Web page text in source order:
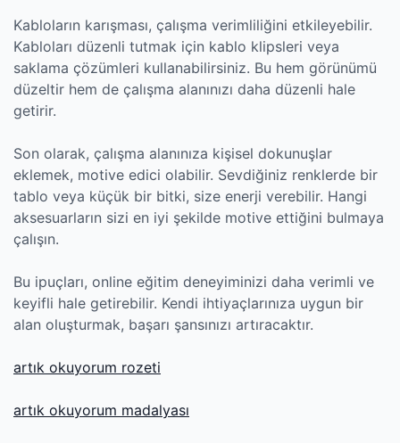
Kabloların karışması, çalışma verimliliğini etkileyebilir.
Kabloları düzenli tutmak için kablo klipsleri veya
saklama çözümleri kullanabilirsiniz. Bu hem görünümü
düzeltir hem de çalışma alanınızı daha düzenli hale
getirir.
Son olarak, çalışma alanınıza kişisel dokunuşlar
eklemek, motive edici olabilir. Sevdiğiniz renklerde bir
tablo veya küçük bir bitki, size enerji verebilir. Hangi
aksesuarların sizi en iyi şekilde motive ettiğini bulmaya
çalışın.
Bu ipuçları, online eğitim deneyiminizi daha verimli ve
keyifli hale getirebilir. Kendi ihtiyaçlarınıza uygun bir
alan oluşturmak, başarı şansınızı artıracaktır.
artık okuyorum rozeti
artık okuyorum madalyası